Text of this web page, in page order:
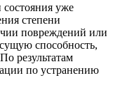
состояния уже
степени
повреждений или
способность,
результатам
по устранению